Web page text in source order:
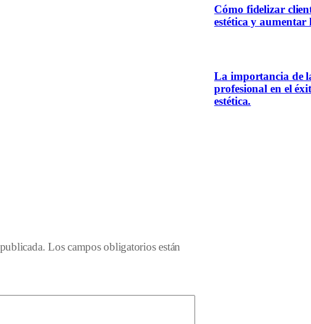
Los campos obligatorios están
Cómo fidelizar
estética y aumentar
La importancia de
profesional en el
estética.